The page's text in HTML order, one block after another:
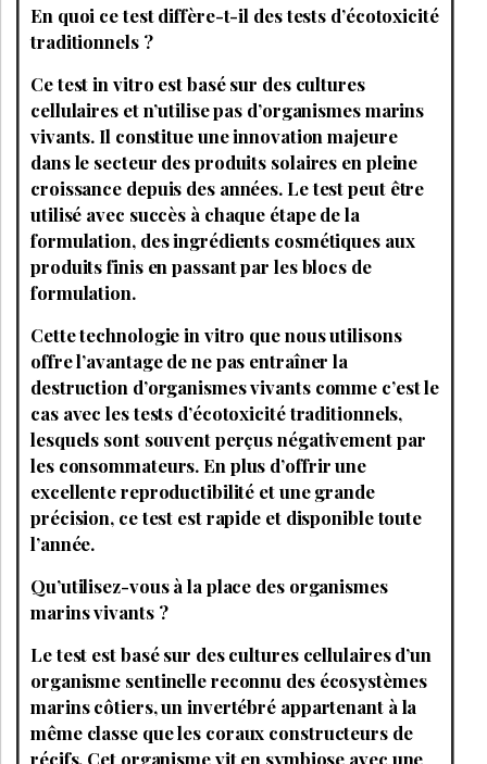
En quoi ce test diffère-t-il des tests d’écotoxicité
traditionnels ?
Ce test in vitro est basé sur des cultures
cellulaires et n’utilise pas d’organismes marins
vivants. Il constitue une innovation majeure
dans le secteur des produits solaires en pleine
croissance depuis des années. Le test peut être
utilisé avec succès à chaque étape de la
formulation, des ingrédients cosmétiques aux
produits finis en passant par les blocs de
formulation.
Cette technologie in vitro que nous utilisons
offre l’avantage de ne pas entraîner la
destruction d’organismes vivants comme c’est le
cas avec les tests d’écotoxicité traditionnels,
lesquels sont souvent perçus négativement par
les consommateurs. En plus d’offrir une
excellente reproductibilité et une grande
précision, ce test est rapide et disponible toute
l’année.
Qu’utilisez-vous à la place des organismes
marins vivants ?
Le test est basé sur des cultures cellulaires d’un
organisme sentinelle reconnu des écosystèmes
marins côtiers, un invertébré appartenant à la
même classe que les coraux constructeurs de
récifs. Cet organisme vit en symbiose avec une